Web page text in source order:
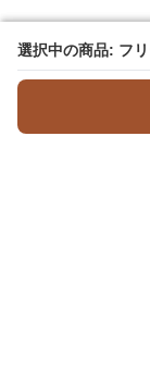
選択中の商品: フ
選択中の商品: フ